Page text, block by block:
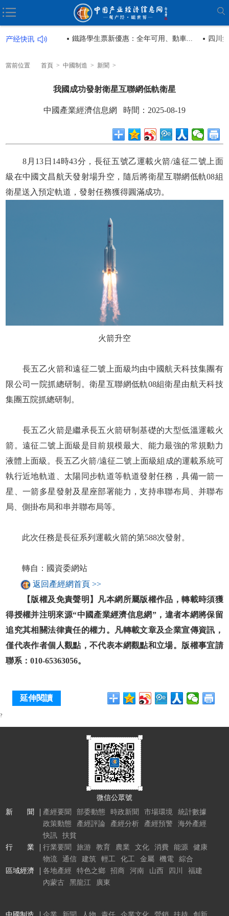
惠：全年可用、動車... 四川盆地再添超千億方深層頁巖氣田
當前位置 首頁 > 中國制造 > 新聞 >
我國成功發射衛星互聯網低軌衛星
中國產業經濟信息網 時間：2025-08-19
8月13日14時43分，長征五號乙運載火箭/遠征二號上面
級在中國文昌航天發射場升空，隨后將衛星互聯網低軌08組
衛星送入預定軌道，發射任務獲得圓滿成功。
火箭升空
長五乙火箭和遠征二號上面級均由中國航天科技集團有
限公司一院抓總研制。衛星互聯網低軌08組衛星由航天科技
集團五院抓總研制。
長五乙火箭是繼承長五火箭研制基礎的大型低溫運載火
箭。遠征二號上面級是目前規模最大、能力最強的常規動力
液體上面級。長五乙火箭/遠征二號上面級組成的運載系統可
執行近地軌道、太陽同步軌道等軌道發射任務，具備一箭一
星、一箭多星發射及星座部署能力，支持串聯布局、并聯布
局、側掛布局和串并聯布局等。
此次任務是長征系列運載火箭的第588次發射。
轉自：國資委網站
返回產經網首頁 >>
【版權及免責聲明】凡本網所屬版權作品，轉載時須獲
得授權并注明來源“中國產業經濟信息網”，違者本網將保留
追究其相關法律責任的權力。凡轉載文章及企業宣傳資訊，
僅代表作者個人觀點，不代表本網觀點和立場。版權事宜請
聯系：010-65363056。
延伸閱讀
?
微信公眾號
新 聞
產經要聞 部委動態 時政新聞 市場環境
統計數據
政策動態
產經評論 產經分析 產經預警
海外產經
快訊
扶貧
行 業
行業要聞 旅游 教育 農業 文化 消費 能源
健康
物流
通信 建筑 輕工 化工 金屬 機電
綜合
區域經濟
各地產經 特色之鄉 招商 河南 山西 四川
福建
內蒙古
黑龍江 廣東